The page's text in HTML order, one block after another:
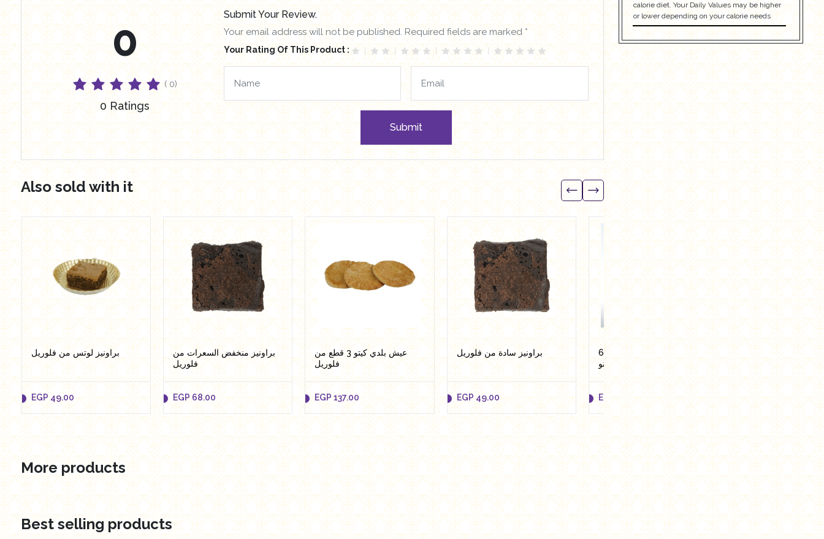
0
( 0)
0 Ratings
Submit Your Review.
Your email address will not be published. Required fields are marked *
Your Rating Of This Product :
Submit
Also sold with it
براونيز لوتس من فلوريل
EGP 49.00
EGP 49.00
Add to cart
براونيز منخفض السعرات من
فلوريل
EGP 68.00
EGP 68.00
Add to cart
عيش بلدي كيتو 3 قطع من
فلوريل
EGP137.00
EGP 137.00
Add to cart
براونيز سادة من فلوريل
EGP 49.00
EGP 49.00
Add to cart
حلقات شوفان سيراتشا 60
جرام من لينو
EGP 22.50
EGP 22.50
Add to cart
تورتيلا شيبس ملح 100 جرام
من كينج ام
EGP22.00
EGP 22.00
Add to cart
calorie diet. Your Daily Values may be higher
or lower depending on your calorie needs
More products
Best selling products